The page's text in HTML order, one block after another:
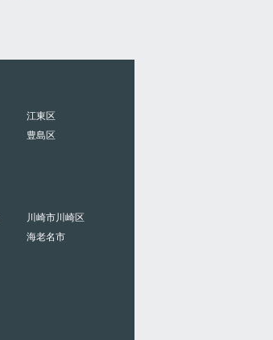
江東区
豊島区
川崎市川崎区
海老名市